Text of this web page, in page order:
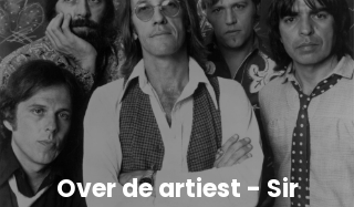
Over de artiest - Sir